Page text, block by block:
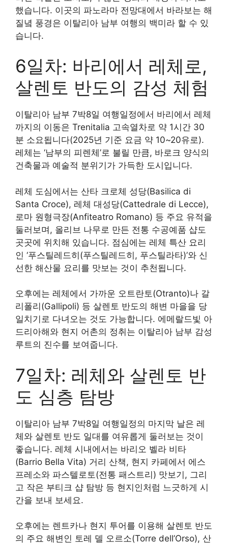
했습니다. 이곳의 파노라마 전망대에서 바라보는 해
질녘 풍경은 이탈리아 남부 여행의 백미라 할 수 있
습니다.
6일차: 바리에서 레체로,
살렌토 반도의 감성 체험
이탈리아 남부 7박8일 여행일정에서 바리에서 레체
까지의 이동은 Trenitalia 고속열차로 약 1시간 30
분 소요됩니다(2025년 기준 요금 약 10~20유로).
레체는 ‘남부의 피렌체’로 불릴 만큼, 바로크 양식의
건축물과 예술적 분위기가 가득한 도시입니다.
레체 도심에서는 산타 크로체 성당(Basilica di
Santa Croce), 레체 대성당(Cattedrale di Lecce),
로마 원형극장(Anfiteatro Romano) 등 주요 유적을
둘러보며, 올리브 나무로 만든 전통 수공예품 샵도
곳곳에 위치해 있습니다. 점심에는 레체 특산 요리
인 ‘푸스틸레드히(푸스틸레드히, 푸스틸라타)’와 신
선한 해산물 요리를 맛보는 것이 추천됩니다.
오후에는 레체에서 가까운 오트란토(Otranto)나 갈
리폴리(Gallipoli) 등 살렌토 반도의 해변 마을을 당
일치기로 다녀오는 것도 가능합니다. 에메랄드빛 아
드리아해와 현지 어촌의 정취는 이탈리아 남부 감성
루트의 진수를 보여줍니다.
7일차: 레체와 살렌토 반
도 심층 탐방
이탈리아 남부 7박8일 여행일정의 마지막 날은 레
체와 살렌토 반도 일대를 여유롭게 둘러보는 것이
좋습니다. 레체 시내에서는 바리오 벨라 비타
(Barrio Bella Vita) 거리 산책, 현지 카페에서 에스
프레소와 파스텔로토(전통 패스트리) 맛보기, 그리
고 작은 부티크 샵 탐방 등 현지인처럼 느긋하게 시
간을 보내 보세요.
오후에는 렌트카나 현지 투어를 이용해 살렌토 반도
의 주요 해변인 토레 델 오르소(Torre dell’Orso), 산